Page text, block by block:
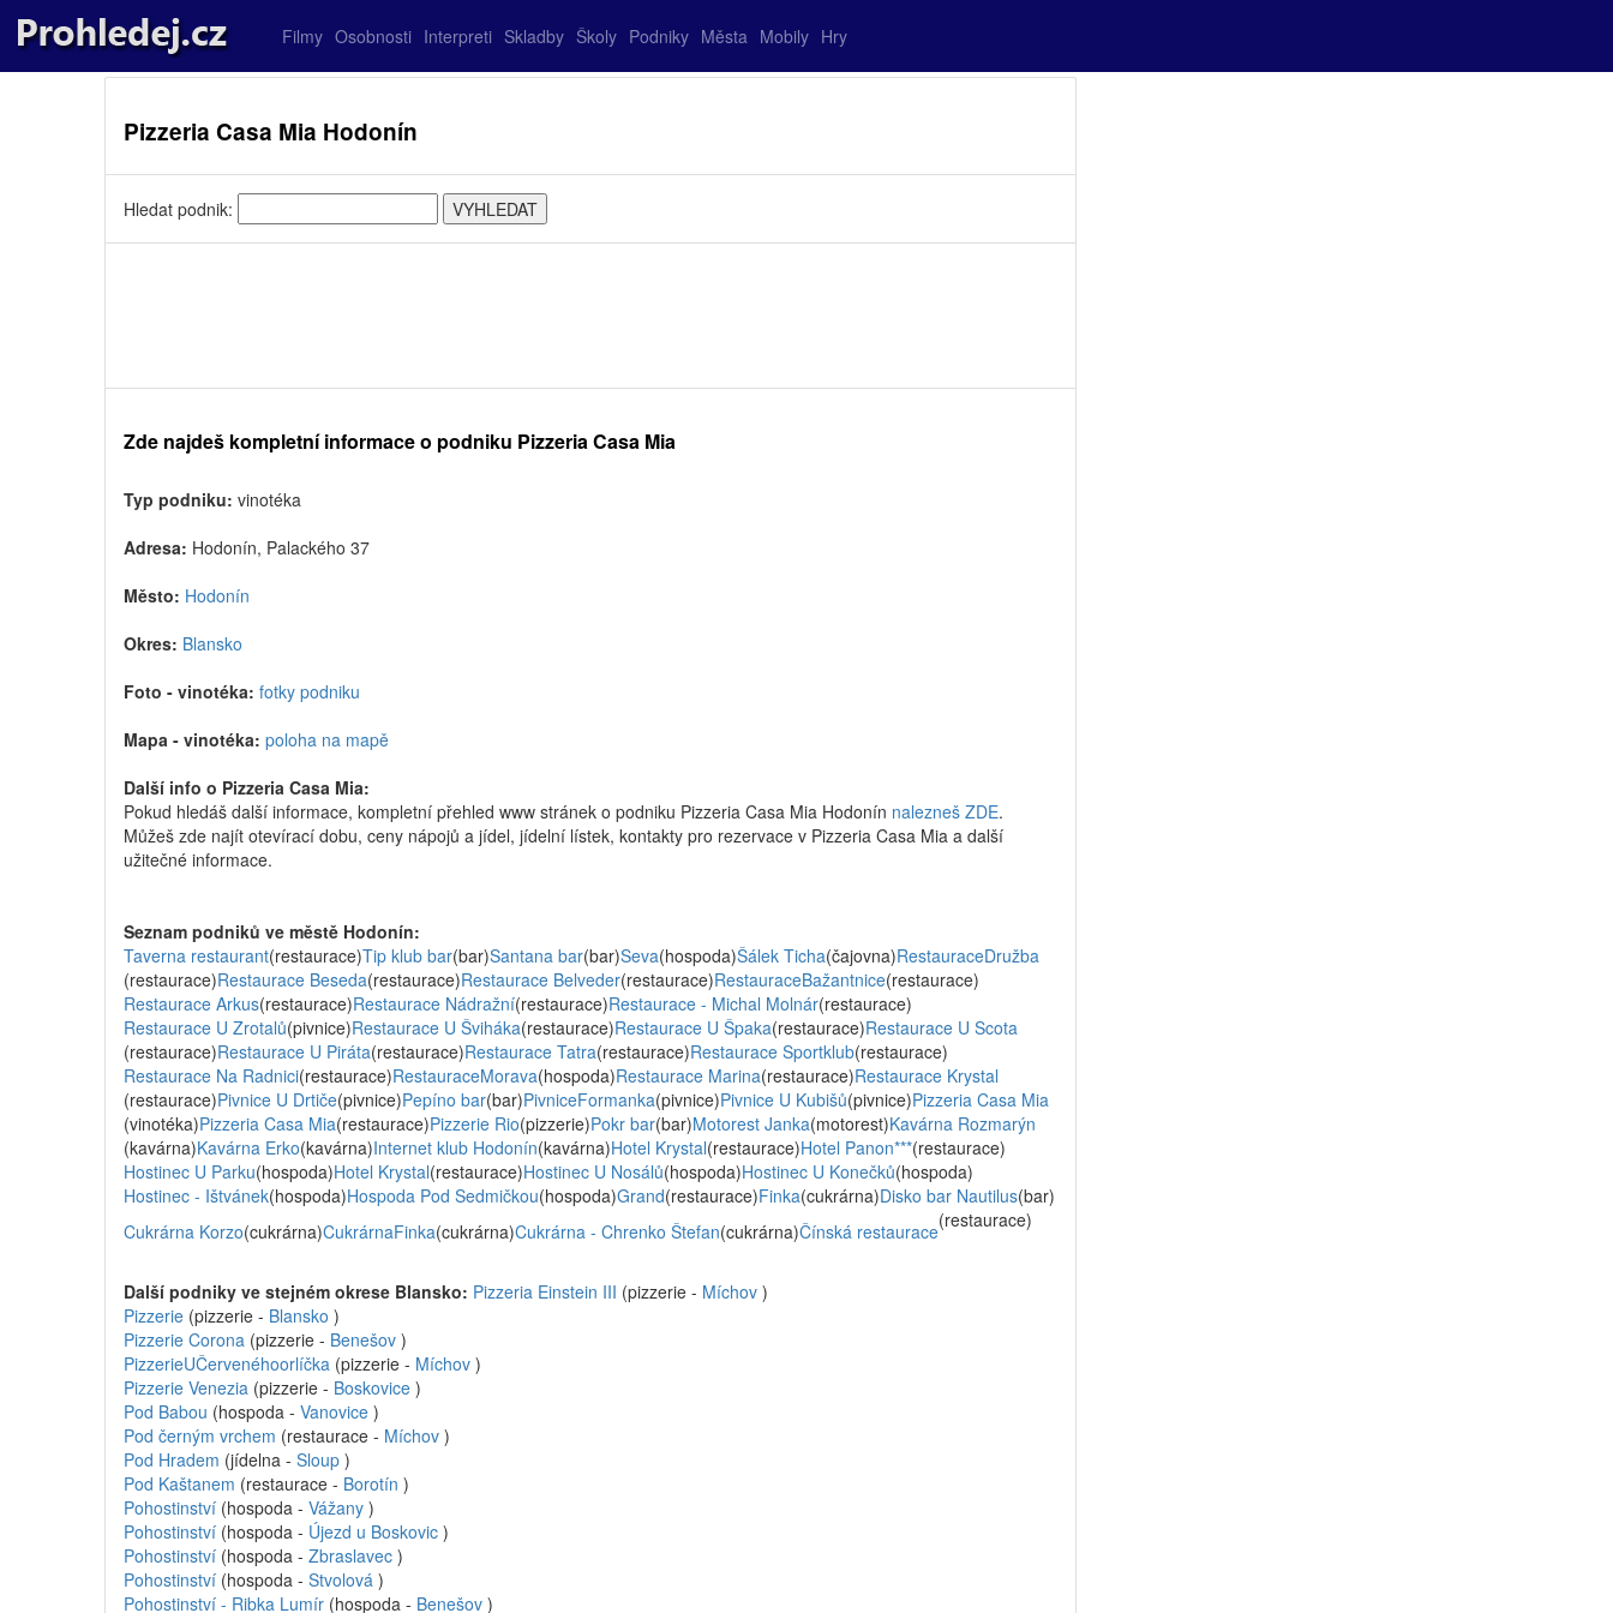
Filmy Osobnosti Interpreti Skladby Školy Podniky Města Mobily Hry
Pizzeria Casa Mia Hodonín
Hledat podnik:
Zde najdeš kompletní informace o podniku Pizzeria Casa Mia
Typ podniku: vinotéka
Adresa: Hodonín, Palackého 37
Město: Hodonín
Okres: Blansko
Foto - vinotéka: fotky podniku
Mapa - vinotéka: poloha na mapě
Další info o Pizzeria Casa Mia:
Pokud hledáš další informace, kompletní přehled www stránek o podniku Pizzeria Casa Mia Hodonín nalezneš ZDE.
Můžeš zde najít otevírací dobu, ceny nápojů a jídel, jídelní lístek, kontakty pro rezervace v Pizzeria Casa Mia a další
užitečné informace.
Seznam podniků ve městě Hodonín:
Taverna restaurant(restaurace)Tip klub bar(bar)Santana bar(bar)Seva(hospoda)Šálek Ticha(čajovna)RestauraceDružba
(restaurace)Restaurace Beseda(restaurace)Restaurace Belveder(restaurace)RestauraceBažantnice(restaurace)
Restaurace Arkus(restaurace)Restaurace Nádražní(restaurace)Restaurace - Michal Molnár(restaurace)
Restaurace U Zrotalů(pivnice)Restaurace U Šviháka(restaurace)Restaurace U Špaka(restaurace)Restaurace U Scota
(restaurace)Restaurace U Piráta(restaurace)Restaurace Tatra(restaurace)Restaurace Sportklub(restaurace)
Restaurace Na Radnici(restaurace)RestauraceMorava(hospoda)Restaurace Marina(restaurace)Restaurace Krystal
(restaurace)Pivnice U Drtiče(pivnice)Pepíno bar(bar)PivniceFormanka(pivnice)Pivnice U Kubišů(pivnice)Pizzeria Casa Mia
(vinotéka)Pizzeria Casa Mia(restaurace)Pizzerie Rio(pizzerie)Pokr bar(bar)Motorest Janka(motorest)Kavárna Rozmarýn
(kavárna)Kavárna Erko(kavárna)Internet klub Hodonín(kavárna)Hotel Krystal(restaurace)Hotel Panon***(restaurace)
Hostinec U Parku(hospoda)Hotel Krystal(restaurace)Hostinec U Nosálů(hospoda)Hostinec U Konečků(hospoda)
Hostinec - Ištvánek(hospoda)Hospoda Pod Sedmičkou(hospoda)Grand(restaurace)Finka(cukrárna)Disko bar Nautilus(bar)
Cukrárna Korzo(cukrárna)CukrárnaFinka(cukrárna)Cukrárna - Chrenko Štefan(cukrárna)Čínská restaurace(restaurace)
Další podniky ve stejném okrese Blansko: Pizzeria Einstein III (pizzerie - Míchov )
Pizzerie (pizzerie - Blansko )
Pizzerie Corona (pizzerie - Benešov )
PizzerieUČervenéhoorlíčka (pizzerie - Míchov )
Pizzerie Venezia (pizzerie - Boskovice )
Pod Babou (hospoda - Vanovice )
Pod černým vrchem (restaurace - Míchov )
Pod Hradem (jídelna - Sloup )
Pod Kaštanem (restaurace - Borotín )
Pohostinství (hospoda - Vážany )
Pohostinství (hospoda - Újezd u Boskovic )
Pohostinství (hospoda - Zbraslavec )
Pohostinství (hospoda - Stvolová )
Pohostinství - Ribka Lumír (hospoda - Benešov )